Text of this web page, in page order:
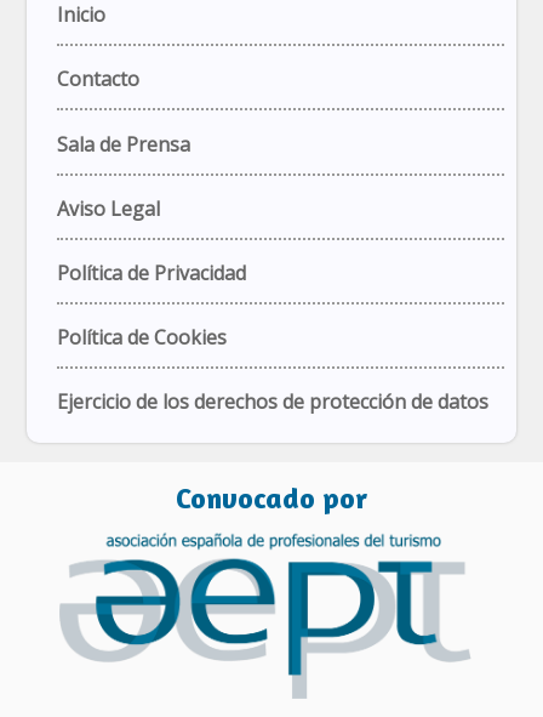
Inicio
Contacto
Sala de Prensa
Aviso Legal
Política de Privacidad
Política de Cookies
Ejercicio de los derechos de protección de datos
Convocado por